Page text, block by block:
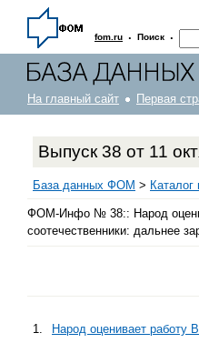
fom.ru · Поиск ·
На главный сайт Первая
Выпуск 38 от 11
База данных ФОМ > Каталог
ФОМ-Инфо № 38:: Народ
соотечественники: дальнее
1. Народ оценивает работу